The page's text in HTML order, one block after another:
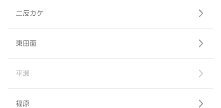
二反カケ
東田面
平瀬
福原